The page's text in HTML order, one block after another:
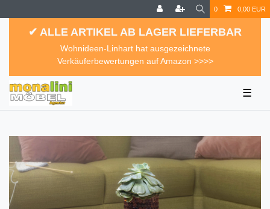
0 0,00 EUR
✔ ALLE ARTIKEL AB LAGER LIEFERBAR
Wohnideen-Linhart hat ausgezeichnete
Verkäuferbewertungen auf Amazon >>>>
☰